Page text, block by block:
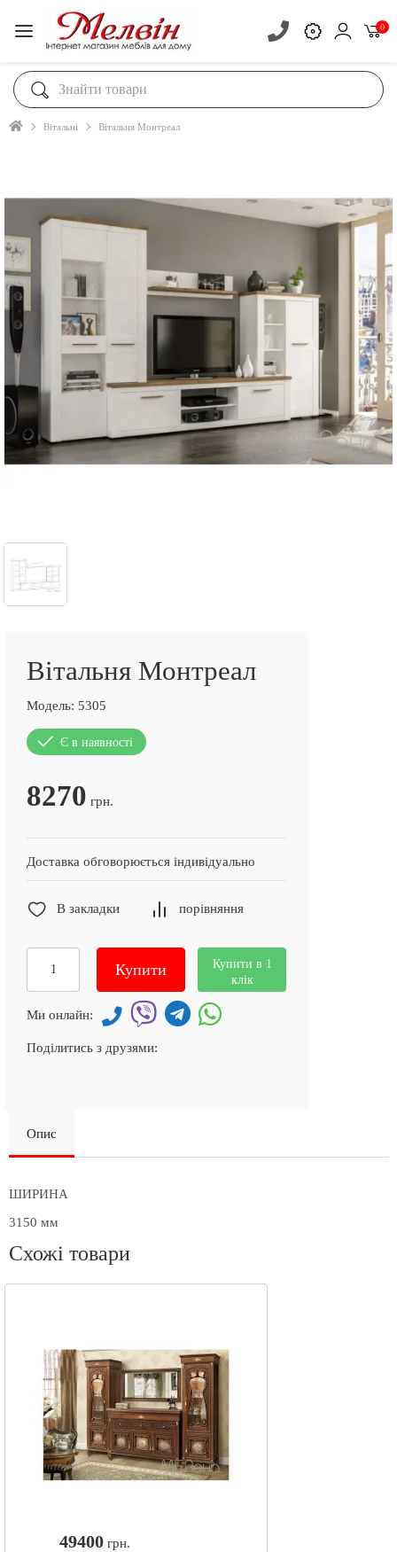
0
Вiтальнi Вітальня Монтреал
Вітальня Монтреал
Модель: 5305
Є в наявності
8270 грн.
Доставка обговорюється індивідуально
В закладки порівняння
Купити
Купити в 1
клік
Ми онлайн:
Поділитись з друзями:
Опис
ШИРИНА
3150 мм
Схожі товари
49400 грн.